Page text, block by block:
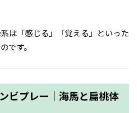
は「感じる」「覚える」といった
です。
ビプレー｜海馬と扁桃体